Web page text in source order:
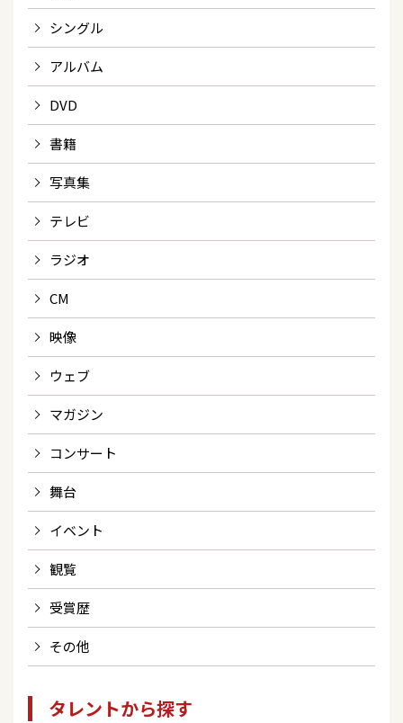
シングル
アルバム
DVD
書籍
写真集
テレビ
ラジオ
CM
映像
ウェブ
マガジン
コンサート
舞台
イベント
観覧
受賞歴
その他
タレントから探す